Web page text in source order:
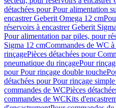
détachées pour Pour alimentation
encastrer Geberit Omega 12 cm
réservoirs à encastrer Geberit
Pour alimentation par piles, pour
Sigma 12 cmCommandes de WC
rinçagePièces détachées pour
pneumatique du rinçagePour
pour Pour rinçage double touche
détachées pour Pour rinçage
commandes de WCPièces
commandes de WCKits